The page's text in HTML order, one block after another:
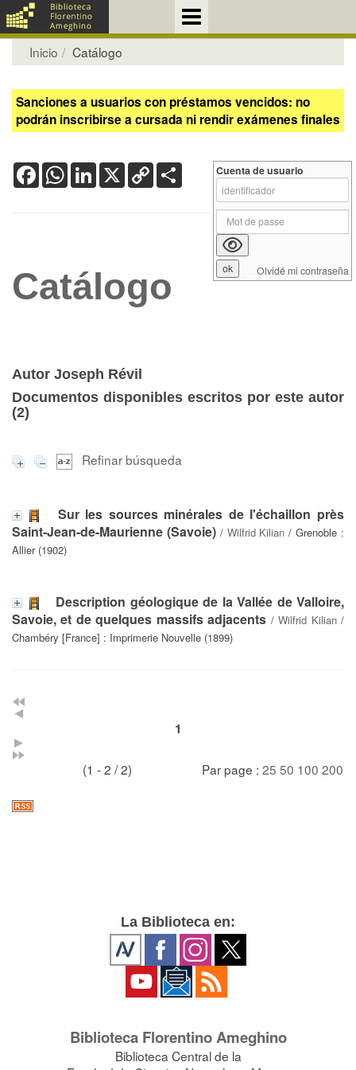
Inicio Catálogo
Sanciones a usuarios con préstamos vencidos: no
podrán inscribirse a cursada ni rendir exámenes finales
FacebookWhatsApp
LinkedIn
X Copy
Link
Catálogo
Autor Joseph Révil
Documentos disponibles escritos por este autor
(2)
Refinar búsqueda
Sur les sources minérales de l'échaillon près
Saint-Jean-de-Maurienne (Savoie)/ Wilfrid Kilian / Grenoble :
Allier (1902)
Description géologique de la Vallée de Valloire,
Savoie, et de quelques massifs adjacents /Wilfrid Kilian/
Chambéry [France] : Imprimerie Nouvelle (1899)
1
(1 - 2 / 2) Par page : 25 50 100 200
Cuenta de usuario
Olvidé mi contraseña
La Biblioteca en:
Biblioteca Florentino Ameghino
Biblioteca Central de la